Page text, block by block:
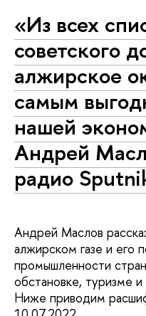
«Из всех
советского
алжирское
самым
нашей
Андрей
радио
Андрей Маслов
алжирском газе и его
промышленности
обстановке, туризме
Ниже приводим